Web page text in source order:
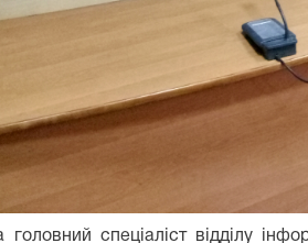
головний спеціаліст відділу